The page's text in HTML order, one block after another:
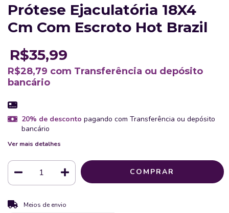
Prótese Ejaculatória 18X4
Cm Com Escroto Hot Brazil
R$35,99
R$28,79 com Transferência ou depósito
bancário
20% de desconto pagando com Transferência ou depósito
bancário
Ver mais detalhes
Entregas para o CEP:
Meios de envio